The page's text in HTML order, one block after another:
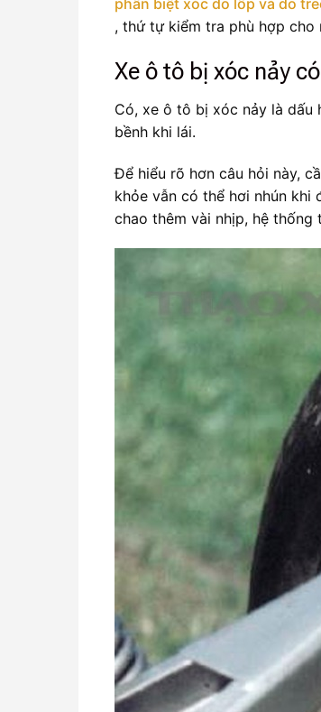
phân biệt xóc do lốp và do
, thứ tự kiểm tra phù hợp cho
Xe ô tô bị xóc nảy
Có, xe ô tô bị xóc nảy là dấu
bềnh khi lái.
Để hiểu rõ hơn câu hỏi này,
khỏe vẫn có thể hơi nhún khi
chao thêm vài nhịp, hệ thống